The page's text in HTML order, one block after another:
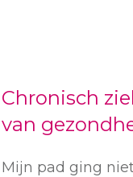
Chronisch
van
Mijn pad ging